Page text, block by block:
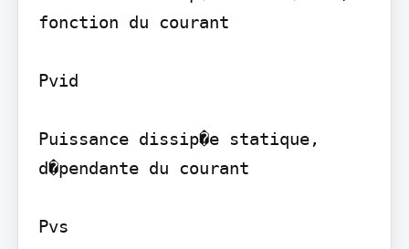
fonction du courant
Pvid
Puissance dissip�e statique,
d�pendante du courant
Pvs